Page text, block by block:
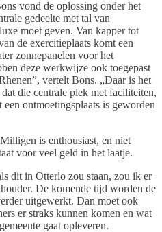
vond de oplossing onder het
gedeelte met tal van
moet geven. Van kapper tot
de exercitieplaats komt een
zonnepanelen voor het
deze werkwijze ook toegepast
vertelt Bons. „Daar is het
die centrale plek met faciliteiten,
ontmoetingsplaats is geworden
is enthousiast, en niet
voor veel geld in het laatje.
dit in Otterlo zou staan, zou ik er
De komende tijd worden de
uitgewerkt. Dan moet ook
er straks kunnen komen en wat
gaat opleveren.